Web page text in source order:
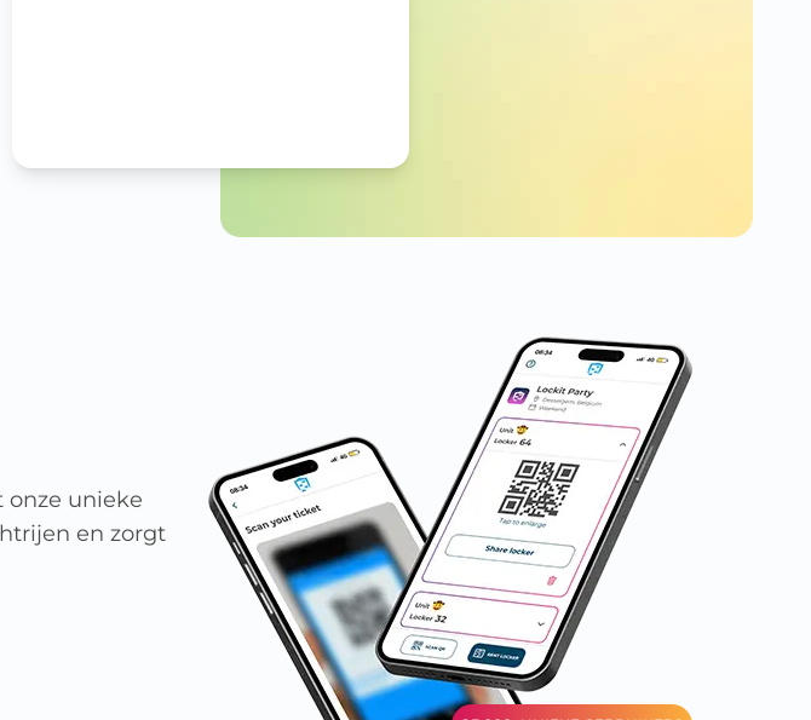
unieke
en zorgt